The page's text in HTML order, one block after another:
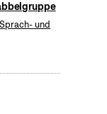
und